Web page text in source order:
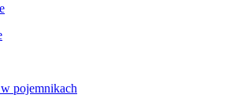
pojemnikach